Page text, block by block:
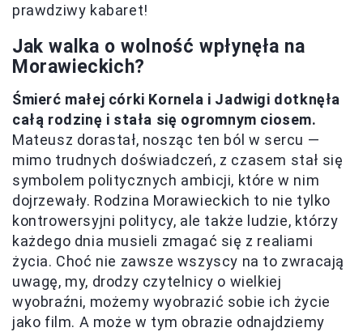
prawdziwy kabaret!
Jak walka o wolność wpłynęła na
Morawieckich?
Śmierć małej córki Kornela i Jadwigi dotknęła
całą rodzinę i stała się ogromnym ciosem.
Mateusz dorastał, nosząc ten ból w sercu —
mimo trudnych doświadczeń, z czasem stał się
symbolem politycznych ambicji, które w nim
dojrzewały. Rodzina Morawieckich to nie tylko
kontrowersyjni politycy, ale także ludzie, którzy
każdego dnia musieli zmagać się z realiami
życia. Choć nie zawsze wszyscy na to zwracają
uwagę, my, drodzy czytelnicy o wielkiej
wyobraźni, możemy wyobrazić sobie ich życie
jako film. A może w tym obrazie odnajdziemy